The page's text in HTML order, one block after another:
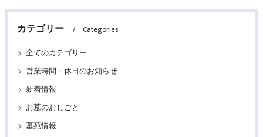
カテゴリー
Categories
全てのカテゴリー
営業時間・休日のお知らせ
新着情報
お墓のおしごと
墓苑情報